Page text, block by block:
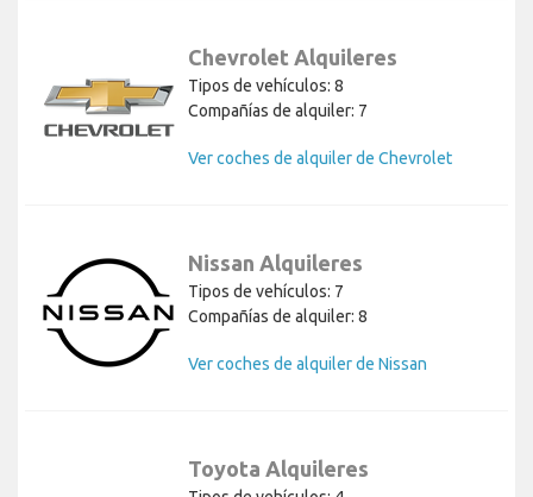
Chevrolet Alquileres
Tipos de vehículos: 8
Compañías de alquiler: 7
Ver coches de alquiler de Chevrolet
Nissan Alquileres
Tipos de vehículos: 7
Compañías de alquiler: 8
Ver coches de alquiler de Nissan
Toyota Alquileres